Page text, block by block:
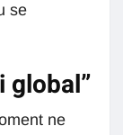
se
global”
ne